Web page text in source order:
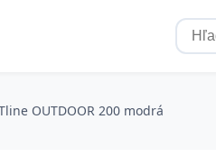
OUTDOOR 200 modrá